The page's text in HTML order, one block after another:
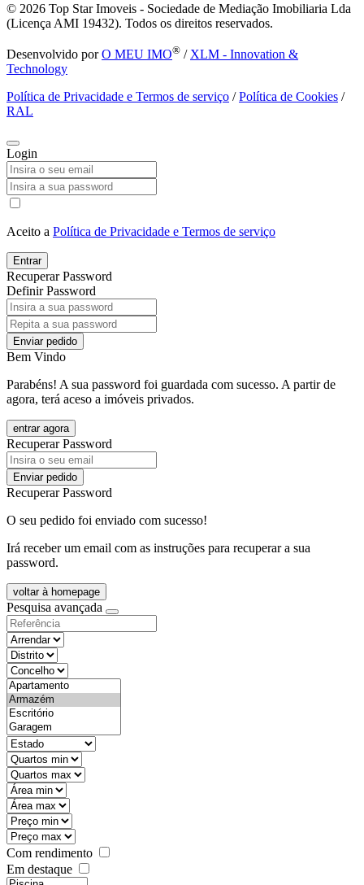
© 2026 Top Star Imoveis - Sociedade de Mediação Imobiliaria Lda
(Licença AMI 19432). Todos os direitos reservados.
Desenvolvido porO MEU IMO® / XLM - Innovation &
Technology
Política de Privacidade e Termos de serviço /Política de Cookies /
RAL
Login
Aceito a Política de Privacidade e Termos de serviço
Entrar
Recuperar Password
Definir Password
Enviar pedido
Bem Vindo
Parabéns! A sua password foi guardada com sucesso. A partir de
agora, terá aceso a imóveis privados.
entrar agora
Recuperar Password
Enviar pedido
Recuperar Password
O seu pedido foi enviado com sucesso!
Irá receber um email com as instruções para recuperar a sua
password.
voltar à homepage
Pesquisa avançada
objective
districtId
countyId
types
state
mintypo
maxtypo
minarea
maxarea
minprice
maxprice
Com rendimento
Em destaque